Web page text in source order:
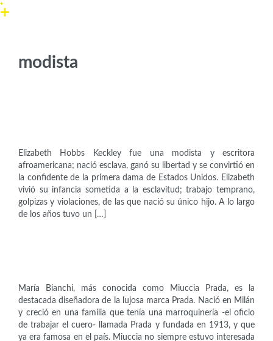
modista
Elizabeth Hobbs Keckley fue una modista y escritora
afroamericana; nació esclava, ganó su libertad y se convirtió en
la confidente de la primera dama de Estados Unidos. Elizabeth
vivió su infancia sometida a la esclavitud; trabajo temprano,
golpizas y violaciones, de las que nació su único hijo. A lo largo
de los años tuvo un […]
María Bianchi, más conocida como Miuccia Prada, es la
destacada diseñadora de la lujosa marca Prada. Nació en Milán
y creció en una familia que tenía una marroquinería -el oficio
de trabajar el cuero- llamada Prada y fundada en 1913, y que
ya era famosa en el país. Miuccia no siempre estuvo interesada